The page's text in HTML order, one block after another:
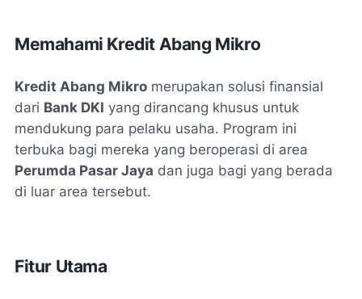
Memahami Kredit Abang Mikro
Kredit Abang Mikro merupakan solusi finansial
dari Bank DKI yang dirancang khusus untuk
mendukung para pelaku usaha. Program ini
terbuka bagi mereka yang beroperasi di area
Perumda Pasar Jaya dan juga bagi yang berada
di luar area tersebut.
Fitur Utama